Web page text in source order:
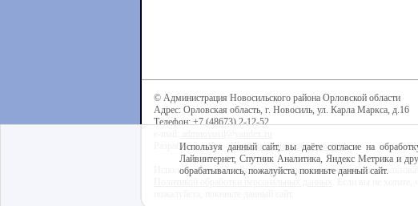
© Администрация Новосильского района Орловской области
Адрес: Орловская область, г. Новосиль, ул. Карла Маркса, д.16
Телефон: +7 (48673) 2-12-52
Разработка сайта -Центр интернет-образования
Используя данный сайт, вы даёте согласие на обработку
Используя данный сайт, вы даёте согласие на
Лайвинтернет, Спутник Аналитика, Яндекс Метрика и
обрабатывались, пожалуйста, покиньте данный сайт.